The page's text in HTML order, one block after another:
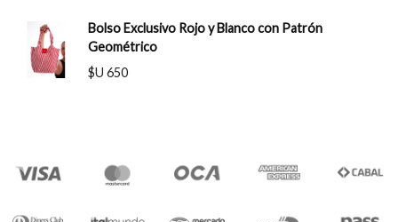
Bolso Exclusivo Rojo y Blanco con Patrón
Geométrico
$U 650